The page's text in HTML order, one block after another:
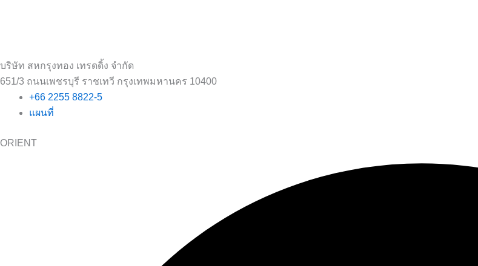
บริษัท สหกรุงทอง เทรดดิ้ง จำกัด
651/3 ถนนเพชรบุรี ราชเทวี กรุงเทพมหานคร 10400
+66 2255 8822-5
แผนที่
ORIENT